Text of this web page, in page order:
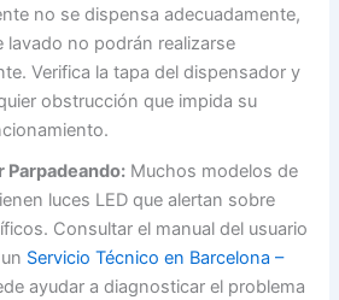
no se dispensa adecuadamente,
lavado no podrán realizarse
Verifica la tapa del dispensador y
obstrucción que impida su
Parpadeando: Muchos modelos de
luces LED que alertan sobre
Consultar el manual del usuario
Servicio Técnico en Barcelona –
ayudar a diagnosticar el problema